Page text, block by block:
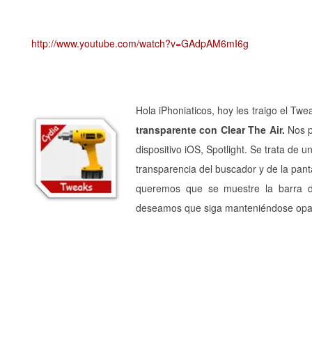
http://www.youtube.com/watch?v=GAdpAM6mI6g
Hola iPhoniaticos, hoy les traigo el
transparente con Clear The Air. Nos
dispositivo iOS, Spotlight. Se trata de
transparencia del buscador y de la
queremos que se muestre la barra
deseamos que siga manteniéndose